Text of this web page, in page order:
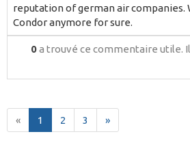
reputation of german air
Condor anymore for sure.
0a trouvé ce commentaire utile.
« 1 2 3 »